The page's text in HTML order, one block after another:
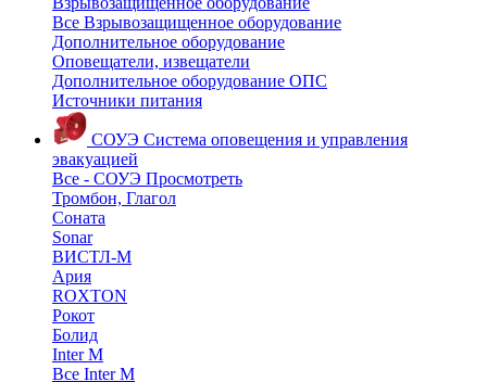
Все Взрывозащищенное оборудование
Дополнительное оборудование
Оповещатели, извещатели
Дополнительное оборудование ОПС
Источники питания
СОУЭ Система оповещения и управления
эвакуацией
Все - СОУЭ Просмотреть
Тромбон, Глагол
Соната
Sonar
ВИСТЛ-М
Ария
ROXTON
Рокот
Болид
Inter M
Все Inter M